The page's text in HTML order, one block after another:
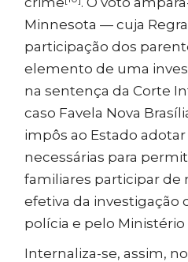
Minnesota — cuja
participação dos
elemento de uma
na sentença da Corte
caso Favela Nova
impôs ao Estado
necessárias para
familiares participar de
efetiva da investigação
polícia e pelo Ministério
Internaliza-se, assim,